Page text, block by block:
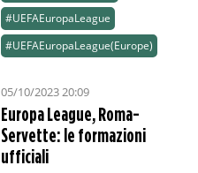
#UEFAEuropaLeague
#UEFAEuropaLeague(Europe)
05/10/2023 20:09
Europa League, Roma-
Servette: le formazioni
ufficiali